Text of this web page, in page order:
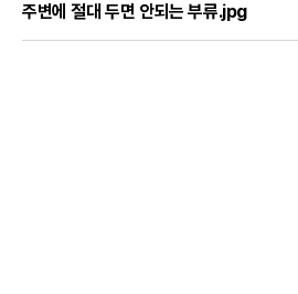
주변에 절대 두면 안되는 부류.jpg